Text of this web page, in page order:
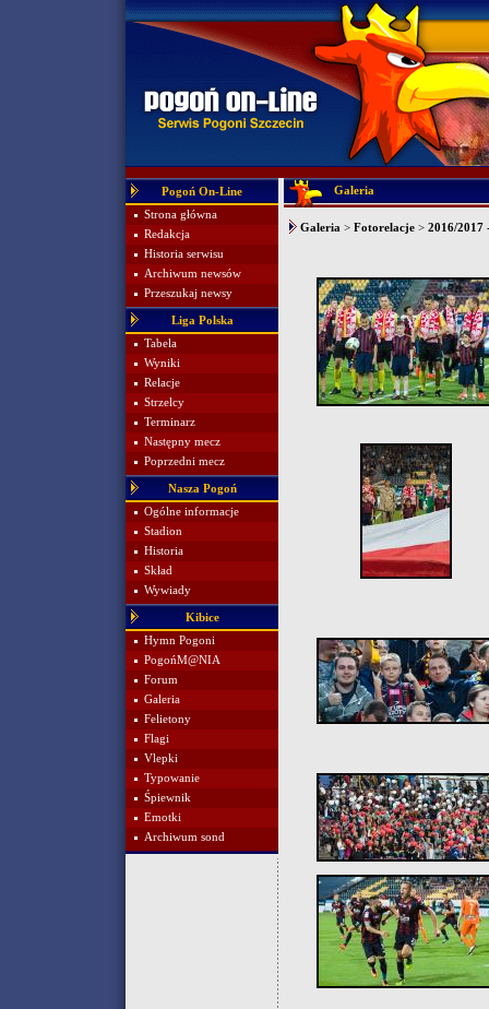
Pogoń On-Line
Strona główna
Redakcja
Historia serwisu
Archiwum newsów
Przeszukaj newsy
Liga Polska
Tabela
Wyniki
Relacje
Strzelcy
Terminarz
Następny mecz
Poprzedni mecz
Nasza Pogoń
Ogólne informacje
Stadion
Historia
Skład
Wywiady
Kibice
Hymn Pogoni
PogońM@NIA
Forum
Galeria
Felietony
Flagi
Vlepki
Typowanie
Śpiewnik
Emotki
Archiwum sond
Galeria
Galeria > Fotorelacje > 2016/2017